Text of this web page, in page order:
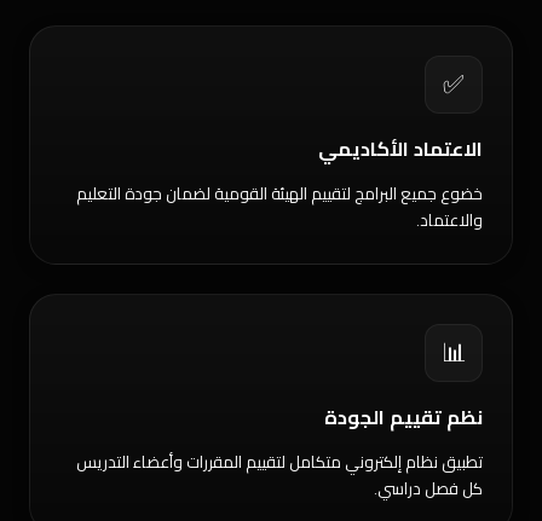
✅
الاعتماد الأكاديمي
خضوع جميع البرامج لتقييم الهيئة القومية لضمان جودة التعليم
والاعتماد.
📊
نظم تقييم الجودة
تطبيق نظام إلكتروني متكامل لتقييم المقررات وأعضاء التدريس
كل فصل دراسي.